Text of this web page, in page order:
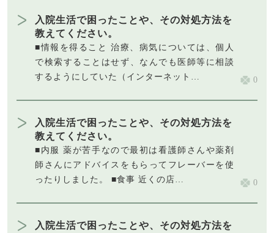
入院生活で困ったことや、その対処方法を
教えてください。
■情報を得ること 治療、病気については、個人
で検索することはせず、なんでも医師等に相談
するようにしていた（インターネット…
0
入院生活で困ったことや、その対処方法を
教えてください。
■内服 薬が苦手なので最初は看護師さんや薬剤
師さんにアドバイスをもらってフレーバーを使
ったりしました。 ■食事 近くの店…
0
入院生活で困ったことや、その対処方法を